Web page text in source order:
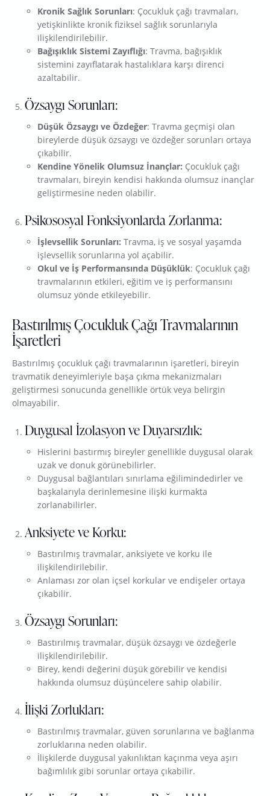
Kronik Sağlık Sorunları: Çocukluk çağı travmaları,
yetişkinlikte kronik fiziksel sağlık sorunlarıyla
ilişkilendirilebilir.
Bağışıklık Sistemi Zayıflığı: Travma, bağışıklık
sistemini zayıflatarak hastalıklara karşı direnci
azaltabilir.
Özsaygı Sorunları:
Düşük Özsaygı ve Özdeğer: Travma geçmişi olan
bireylerde düşük özsaygı ve özdeğer sorunları ortaya
çıkabilir.
Kendine Yönelik Olumsuz İnançlar: Çocukluk çağı
travmaları, bireyin kendisi hakkında olumsuz inançlar
geliştirmesine neden olabilir.
Psikososyal Fonksiyonlarda Zorlanma:
İşlevsellik Sorunları: Travma, iş ve sosyal yaşamda
işlevsellik sorunlarına yol açabilir.
Okul ve İş Performansında Düşüklük: Çocukluk çağı
travmalarının etkileri, eğitim ve iş performansını
olumsuz yönde etkileyebilir.
Bastırılmış Çocukluk Çağı Travmalarının
İşaretleri
Bastırılmış çocukluk çağı travmalarının işaretleri, bireyin
travmatik deneyimleriyle başa çıkma mekanizmaları
geliştirmesi sonucunda genellikle örtük veya belirgin
olmayabilir.
Duygusal İzolasyon ve Duyarsızlık:
Hislerini bastırmış bireyler genellikle duygusal olarak
uzak ve donuk görünebilirler.
Duygusal bağlantıları sınırlama eğilimindedirler ve
başkalarıyla derinlemesine ilişki kurmakta
zorlanabilirler.
Anksiyete ve Korku:
Bastırılmış travmalar, anksiyete ve korku ile
ilişkilendirilebilir.
Anlaması zor olan içsel korkular ve endişeler ortaya
çıkabilir.
Özsaygı Sorunları:
Bastırılmış travmalar, düşük özsaygı ve özdeğerle
ilişkilendirilebilir.
Birey, kendi değerini düşük görebilir ve kendisi
hakkında olumsuz düşüncelere sahip olabilir.
İlişki Zorlukları:
Bastırılmış travmalar, güven sorunlarına ve bağlanma
zorluklarına neden olabilir.
İlişkilerde duygusal yakınlıktan kaçınma veya aşırı
bağımlılık gibi sorunlar ortaya çıkabilir.